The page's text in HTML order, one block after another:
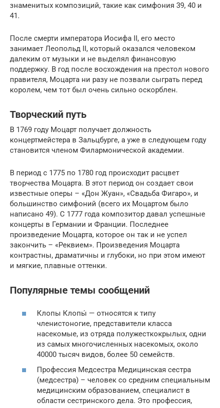
знаменитых композиций, такие как симфония 39, 40 и
41.
После смерти императора Иосифа II, его место
занимает Леопольд II, который оказался человеком
далеким от музыки и не выделял финансовую
поддержку. В год после восхождения на престол нового
правителя, Моцарта ни разу не позвали сыграть перед
королем, чем тот был очень сильно оскорблен.
Творческий путь
В 1769 году Моцарт получает должность
концертмейстера в Зальцбурге, а уже в следующем году
становится членом Филармонической академии.
В период с 1775 по 1780 год происходит расцвет
творчества Моцарта. В этот период он создает свои
известные оперы – «Дон Жуан», «Свадьба Фигаро», и
большинство симфоний (всего их Моцартом было
написано 49). С 1777 года композитор давал успешные
концерты в Германии и Франции. Последнее
произведение Моцарта, которое он так и не успел
закончить – «Реквием». Произведения Моцарта
контрастны, драматичны и глубоки, но при этом имеют
и мягкие, плавные оттенки.
Популярные темы сообщений
Клопы Клопы́ — относятся к типу
членистоногие, представители класса
насекомые, из отряда полужесткокрылых, одни
из самых многочисленных насекомых, около
40000 тысяч видов, более 50 семейств.
Профессия Медсестра Медицинская сестра
(медсестра) – человек со средним специальным
медицинским образованием, специалист в
области сестринского дела. Это профессия,